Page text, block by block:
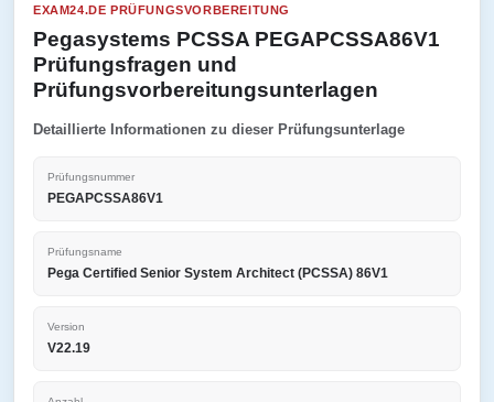
EXAM24.DE PRÜFUNGSVORBEREITUNG
Pegasystems PCSSA PEGAPCSSA86V1
Prüfungsfragen und
Prüfungsvorbereitungsunterlagen
Detaillierte Informationen zu dieser Prüfungsunterlage
Prüfungsnummer
PEGAPCSSA86V1
Prüfungsname
Pega Certified Senior System Architect (PCSSA) 86V1
Version
V22.19